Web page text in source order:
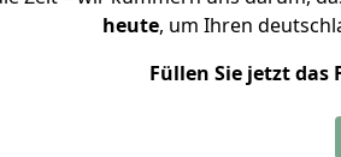
heute, um Ihren
Füllen Sie jetzt das